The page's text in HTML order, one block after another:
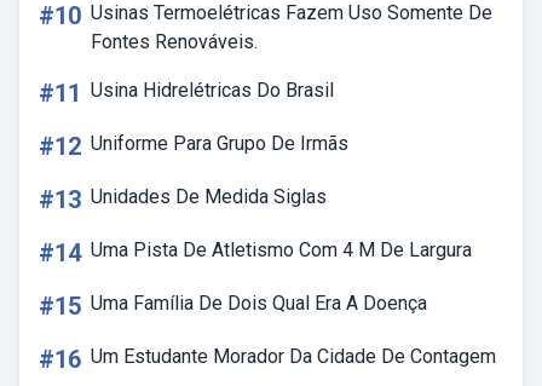
#10 Usinas Termoelétricas Fazem Uso Somente De
Fontes Renováveis.
#11 Usina Hidrelétricas Do Brasil
#12 Uniforme Para Grupo De Irmãs
#13 Unidades De Medida Siglas
#14 Uma Pista De Atletismo Com 4 M De Largura
#15 Uma Família De Dois Qual Era A Doença
#16 Um Estudante Morador Da Cidade De Contagem